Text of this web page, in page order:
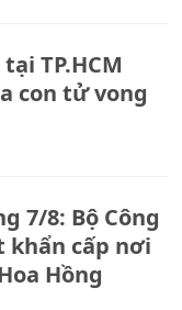
TP.HCM
con tử vong
7/8: Bộ Công
khẩn cấp nơi
Hồng